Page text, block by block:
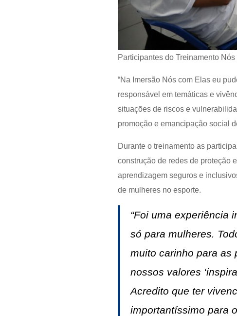
Participantes do Treinamento
“Na Imersão Nós com Elas eu
responsável em temáticas e
situações de riscos e
promoção e emancipação social
Durante o treinamento as
construção de redes de proteção
aprendizagem seguros e
de mulheres no esporte.
“Foi uma experiência
só para mulheres.
muito carinho para as
nossos valores
Acredito que ter
importantíssimo para